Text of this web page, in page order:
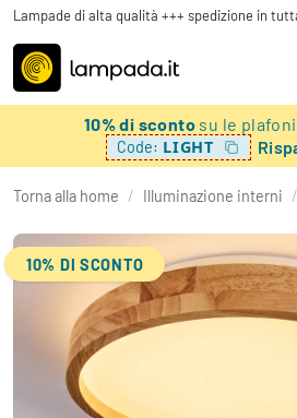
Lampade di alta qualità +++ spedizione in
10% di sconto su le
Code: LIGHT
Torna alla home / Illuminazione interni /
10% DI SCONTO